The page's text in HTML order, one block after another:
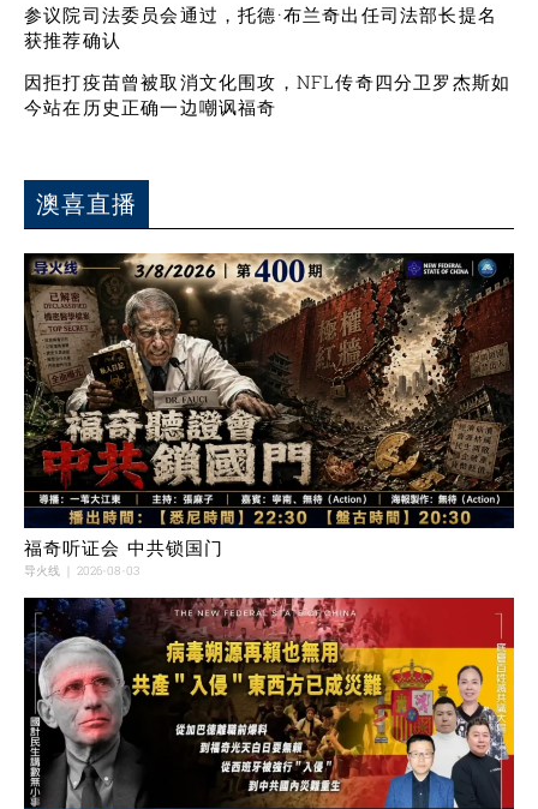
参议院司法委员会通过，托德·布兰奇出任司法部长提名
获推荐确认
因拒打疫苗曾被取消文化围攻，NFL传奇四分卫罗杰斯如
今站在历史正确一边嘲讽福奇
澳喜直播
福奇听证会 中共锁国门
导火线 2026-08-03